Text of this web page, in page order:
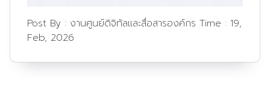
Post By : งานศูนย์ดิจิทัลและสื่อสารองค์กร Time : 19,
Feb, 2026